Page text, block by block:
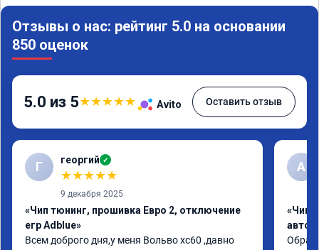
Отзывы о нас: рейтинг 5.0 на основании
850 оценок
5.0 из 5★★★★★ Avito Оставить отзыв
Г георгий ✓
★★★★★
9 декабря 2025
«Чип тюнинг, прошивка Евро 2, отключение
егр Adblue»
Всем доброго дня,у меня Вольво xc60 ,давно
А
«Чип